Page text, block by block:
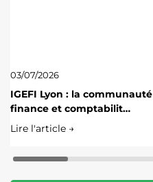
03/07/2026
IGEFI Lyon : la communauté
finance et comptabilit…
Lire l'article →